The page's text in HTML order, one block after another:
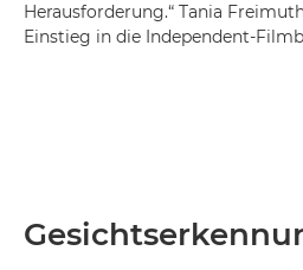
Herausforderung.“ Tania
Einstieg in die Independent-